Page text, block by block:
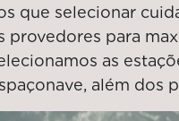
que selecionar
provedores para
as
além dos